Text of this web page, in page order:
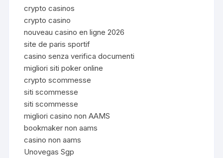
crypto casinos
crypto casino
nouveau casino en ligne 2026
site de paris sportif
casino senza verifica documenti
migliori siti poker online
crypto scommesse
siti scommesse
siti scommesse
migliori casino non AAMS
bookmaker non aams
casino non aams
Unovegas Sgp